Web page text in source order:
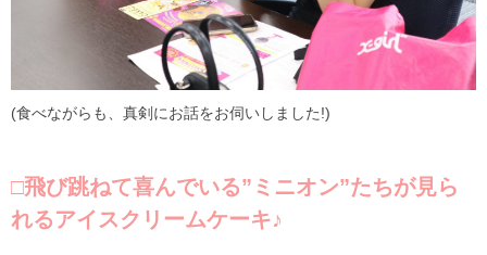
(食べながらも、真剣にお話をお伺いしました!)
□飛び跳ねて喜んでいる”ミニオン”たちが見ら
れるアイスクリームケーキ♪